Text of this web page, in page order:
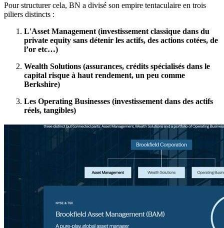
Pour structurer cela, BN a divisé son empire tentaculaire en trois
piliers distincts :
L'Asset Management (investissement classique dans du
private equity sans détenir les actifs, des actions cotées, de
l’or etc…)
Wealth Solutions (assurances, crédits spécialisés dans le
capital risque à haut rendement, un peu comme
Berkshire)
Les Operating Businesses (investissement dans des actifs
réels, tangibles)